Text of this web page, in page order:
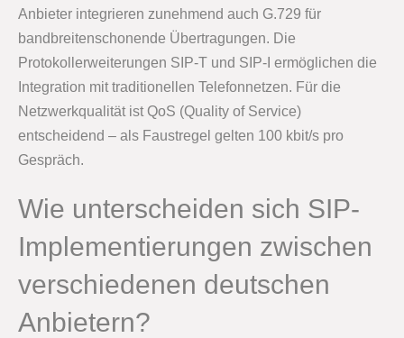
Anbieter integrieren zunehmend auch G.729 für
bandbreitenschonende Übertragungen. Die
Protokollerweiterungen SIP-T und SIP-I ermöglichen die
Integration mit traditionellen Telefonnetzen. Für die
Netzwerkqualität ist QoS (Quality of Service)
entscheidend – als Faustregel gelten 100 kbit/s pro
Gespräch.
Wie unterscheiden sich SIP-
Implementierungen zwischen
verschiedenen deutschen
Anbietern?